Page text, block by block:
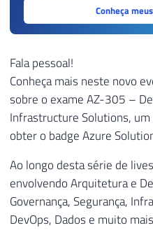
Conheça
Fala pessoal!
Conheça mais neste novo
sobre o exame AZ-305 –
Infrastructure Solutions,
obter o badge Azure
Ao longo desta série de
envolvendo Arquitetura e
Governança, Segurança,
DevOps, Dados e muito